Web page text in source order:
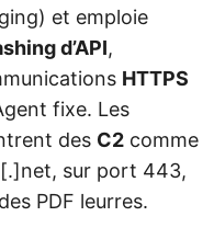
et emploie
d’API,
HTTPS
fixe. Les
des C2 comme
sur port 443,
PDF leurres.